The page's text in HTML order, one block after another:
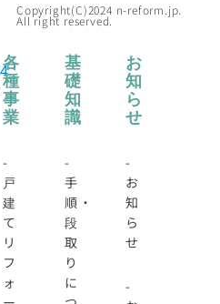
Copyright(C)2024 n-reform.jp.
All right reserved.
各
種
事
業
-
戸
建
て
リ
フ
ォ
基
礎
知
識
-
手
順・
段
取
り
に
お
知
ら
せ
-
お
知
ら
せ
-